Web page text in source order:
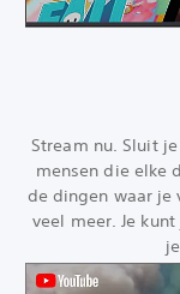
Stream nu. Sluit
mensen die elke
de dingen waar je
veel meer. Je